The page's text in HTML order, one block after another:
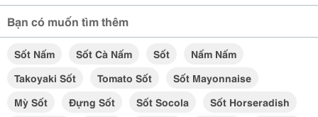
Bạn có muốn tìm thêm
Sốt Nấm Sốt Cà Nấm Sốt
Nấm Nấm
Takoyaki Sốt
Tomato Sốt
Sốt Mayonnaise
Mỳ Sốt
Đựng Sốt Sốt Socola
Sốt Horseradish